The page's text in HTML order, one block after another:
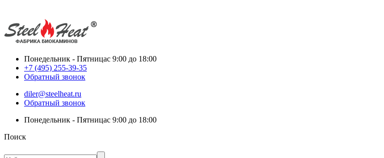
Понедельник - Пятницас 9:00 до 18:00
+7 (495) 255-39-35
Обратный звонок
diler@steelheat.ru
Обратный звонок
Понедельник - Пятницас 9:00 до 18:00
Поиск